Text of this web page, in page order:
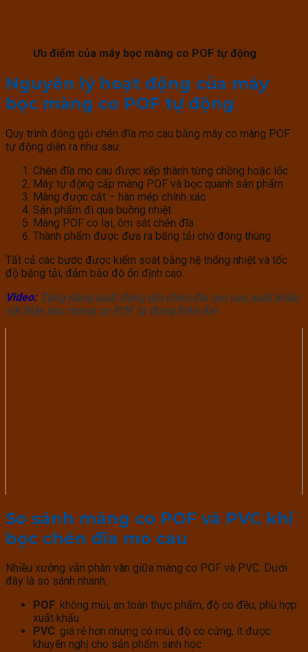
Ưu điểm của máy bọc màng co POF tự động
Nguyên lý hoạt động của máy
bọc màng co POF tự động
Quy trình đóng gói chén đĩa mo cau bằng máy co màng POF
tự động diễn ra như sau:
Chén đĩa mo cau được xếp thành từng chồng hoặc lốc
Máy tự động cấp màng POF và bọc quanh sản phẩm
Màng được cắt – hàn mép chính xác
Sản phẩm đi qua buồng nhiệt
Màng POF co lại, ôm sát chén đĩa
Thành phẩm được đưa ra băng tải chờ đóng thùng
Tất cả các bước được kiểm soát bằng hệ thống nhiệt và tốc
độ băng tải, đảm bảo độ ổn định cao.
Video: Tăng năng suất đóng gói chén đĩa mo cau xuất khẩu
với Máy bọc màng co POF tự động hiện đại
So sánh màng co POF và PVC khi
bọc chén đĩa mo cau
Nhiều xưởng vẫn phân vân giữa màng co POF và PVC. Dưới
đây là so sánh nhanh:
POF: không mùi, an toàn thực phẩm, độ co đều, phù hợp
xuất khẩu
PVC: giá rẻ hơn nhưng có mùi, độ co cứng, ít được
khuyến nghị cho sản phẩm sinh học